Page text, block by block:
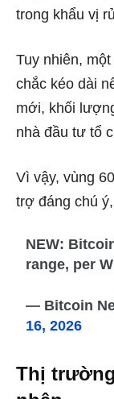
trong khẩu vị
Tuy nhiên,
chắc kéo dài
mới, khối
nhà đầu tư tổ
Vì vậy, vùng
trợ đáng chú
NEW:
range, per
— Bitcoin
16, 2026
Thị